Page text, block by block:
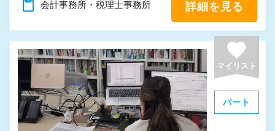
オフィスに税理士がいるので、わからないこと
はすぐ聞けるのがいいですね。
経験と知識をつけて、お客様から頼られる存
在、後輩の手本になるような存在になれるよう
に頑張っています。
会社の良いところは“温かさ”があります。
content_paste 会計事務所・税理士事務所 詳細を見る
favorite
マイリスト
パート